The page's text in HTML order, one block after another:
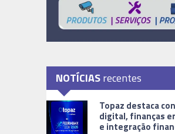
NOTÍCIASrecentes
Topaz destaca
digital, finanças
e integração